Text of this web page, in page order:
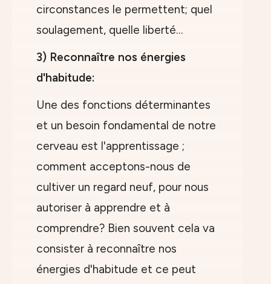
circonstances le permettent; quel
soulagement, quelle liberté…
3) Reconnaître nos énergies
d'habitude:
Une des fonctions déterminantes
et un besoin fondamental de notre
cerveau est l'apprentissage ;
comment acceptons-nous de
cultiver un regard neuf, pour nous
autoriser à apprendre et à
comprendre? Bien souvent cela va
consister à reconnaître nos
énergies d'habitude et ce peut